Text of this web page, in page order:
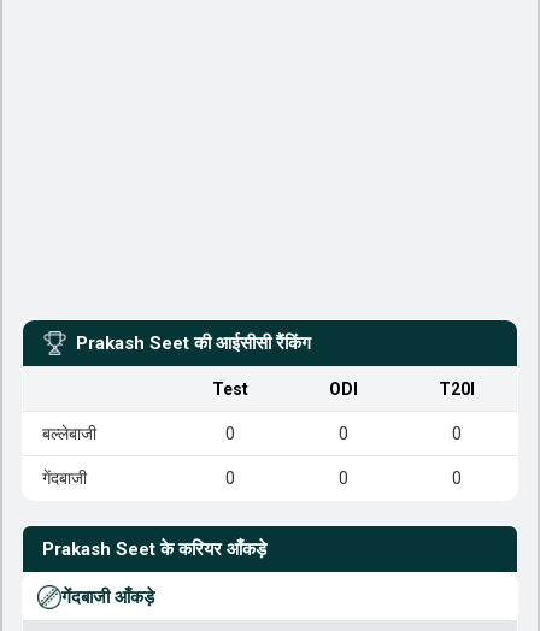
Prakash Seet की आईसीसी रैंकिंग
Test ODI T20I
बल्लेबाजी 0 0 0
गेंदबाजी 0 0 0
Prakash Seet के करियर आँकड़े
गेंदबाजी आँकड़े